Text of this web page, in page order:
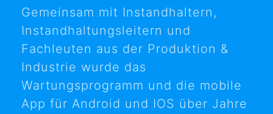
Gemeinsam mit Instandhaltern,
Instandhaltungsleitern und
Fachleuten aus der Produktion &
Industrie wurde das
Wartungsprogramm und die mobile
App für Android und IOS über Jahre